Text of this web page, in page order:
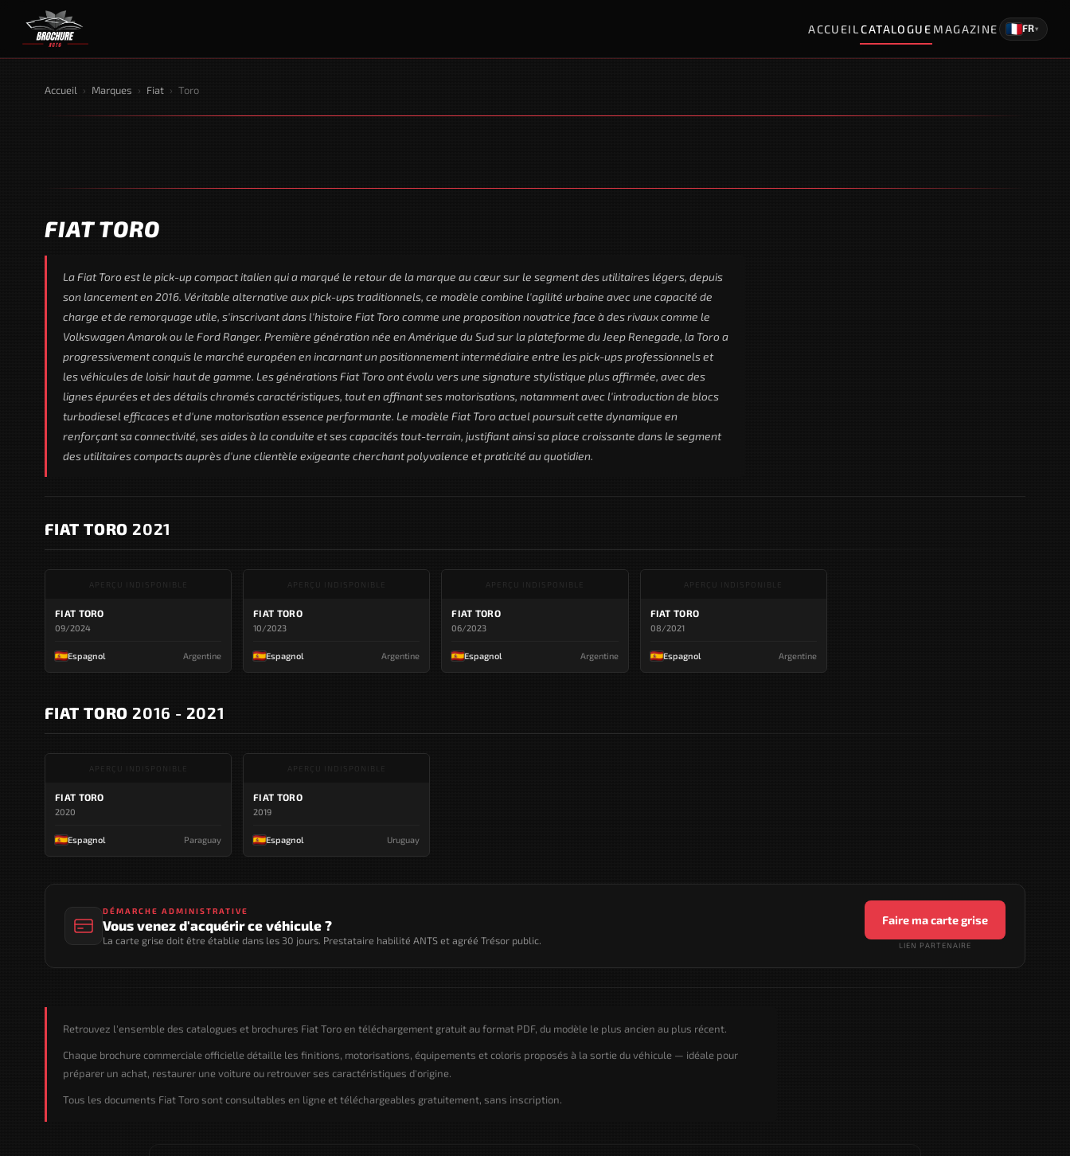
ACCUEILCATALOGUE MAGAZINE FR▾
Accueil › Marques › Fiat › Toro
FIAT TORO
La Fiat Toro est le pick-up compact italien qui a marqué le retour de la marque au cœur sur le segment des utilitaires légers, depuis
son lancement en 2016. Véritable alternative aux pick-ups traditionnels, ce modèle combine l'agilité urbaine avec une capacité de
charge et de remorquage utile, s'inscrivant dans l'histoire Fiat Toro comme une proposition novatrice face à des rivaux comme le
Volkswagen Amarok ou le Ford Ranger. Première génération née en Amérique du Sud sur la plateforme du Jeep Renegade, la Toro a
progressivement conquis le marché européen en incarnant un positionnement intermédiaire entre les pick-ups professionnels et
les véhicules de loisir haut de gamme. Les générations Fiat Toro ont évolu vers une signature stylistique plus affirmée, avec des
lignes épurées et des détails chromés caractéristiques, tout en affinant ses motorisations, notamment avec l'introduction de blocs
turbodiesel efficaces et d'une motorisation essence performante. Le modèle Fiat Toro actuel poursuit cette dynamique en
renforçant sa connectivité, ses aides à la conduite et ses capacités tout-terrain, justifiant ainsi sa place croissante dans le segment
des utilitaires compacts auprès d'une clientèle exigeante cherchant polyvalence et praticité au quotidien.
FIAT TORO 2021
APERÇU INDISPONIBLE
FIAT TORO
09/2024
Espagnol Argentine
APERÇU INDISPONIBLE
FIAT TORO
10/2023
Espagnol Argentine
APERÇU INDISPONIBLE
FIAT TORO
06/2023
Espagnol Argentine
APERÇU INDISPONIBLE
FIAT TORO
08/2021
Espagnol Argentine
FIAT TORO 2016 - 2021
APERÇU INDISPONIBLE
FIAT TORO
2020
Espagnol Paraguay
APERÇU INDISPONIBLE
FIAT TORO
2019
Espagnol Uruguay
DÉMARCHE ADMINISTRATIVE
Vous venez d'acquérir ce véhicule ?
La carte grise doit être établie dans les 30 jours. Prestataire habilité ANTS et agréé Trésor public.
Faire ma carte grise
LIEN PARTENAIRE
Retrouvez l'ensemble des catalogues et brochures Fiat Toro en téléchargement gratuit au format PDF, du modèle le plus ancien au plus récent.
Chaque brochure commerciale officielle détaille les finitions, motorisations, équipements et coloris proposés à la sortie du véhicule — idéale pour
préparer un achat, restaurer une voiture ou retrouver ses caractéristiques d'origine.
Tous les documents Fiat Toro sont consultables en ligne et téléchargeables gratuitement, sans inscription.